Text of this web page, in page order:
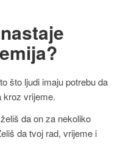
što ljudi imaju potrebu da
kroz vrijeme.
da on za nekoliko
da tvoj rad, vrijeme i